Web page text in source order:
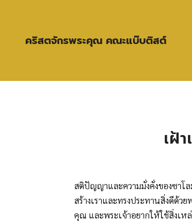
คริสตจักรพระคุณ คณะแบ๊บติสต์
เฝ้
สติปัญญาและความมั่งคั่งของซาโ
สร้างเราและทรงประทานสิ่งดีด้
คุณ และพระเจ้าอยากให้ใช้สิ่งเห